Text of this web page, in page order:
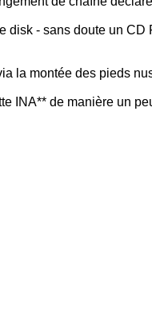
- sans doute un
la montée des pieds
de manière un